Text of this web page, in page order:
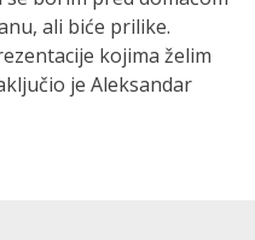
ali biće prilike.
kojima želim
je Aleksandar